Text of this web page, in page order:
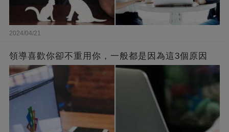
2024/04/21
領導喜歡你卻不重用你，一般都是因為這3個原因